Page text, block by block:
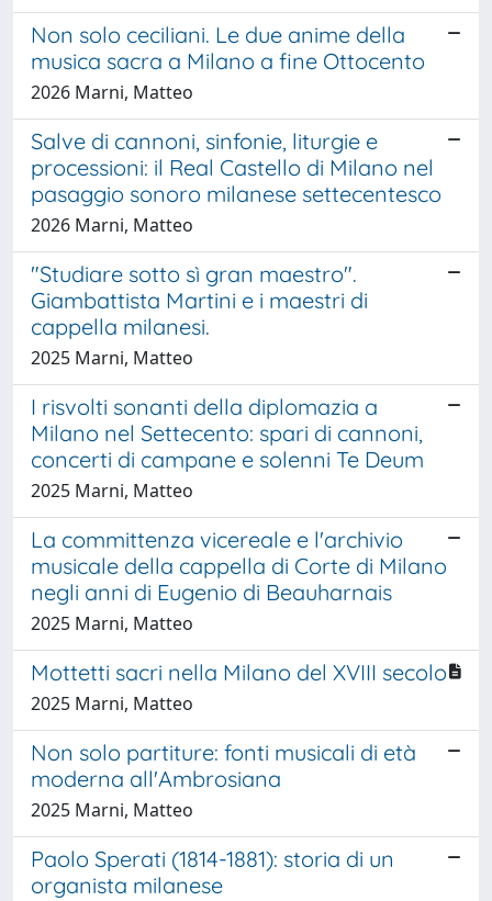
Non solo ceciliani. Le due anime della
musica sacra a Milano a fine Ottocento
2026 Marni, Matteo
Salve di cannoni, sinfonie, liturgie e
processioni: il Real Castello di Milano nel
pasaggio sonoro milanese settecentesco
2026 Marni, Matteo
"Studiare sotto sì gran maestro".
Giambattista Martini e i maestri di
cappella milanesi.
2025 Marni, Matteo
I risvolti sonanti della diplomazia a
Milano nel Settecento: spari di cannoni,
concerti di campane e solenni Te Deum
2025 Marni, Matteo
La committenza vicereale e l'archivio
musicale della cappella di Corte di Milano
negli anni di Eugenio di Beauharnais
2025 Marni, Matteo
Mottetti sacri nella Milano del XVIII secolo
2025 Marni, Matteo
Non solo partiture: fonti musicali di età
moderna all'Ambrosiana
2025 Marni, Matteo
Paolo Sperati (1814-1881): storia di un
organista milanese